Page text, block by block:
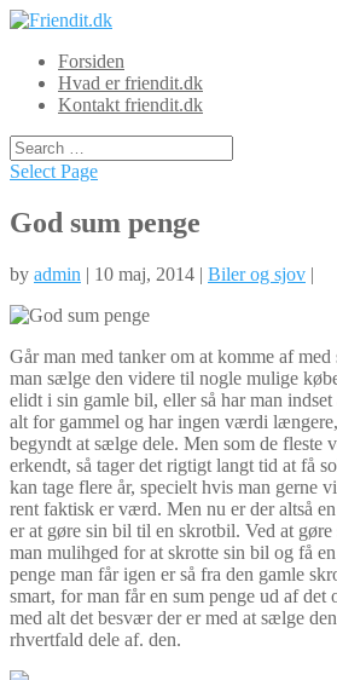
Forsiden
Hvad er friendit.dk
Kontakt friendit.dk
Select Page
God sum penge
by admin | 10 maj, 2014 | Biler og sjov |
Går man med tanker om at komme af
man sælge den videre til nogle mulige
elidt i sin gamle bil, eller så har man
alt for gammel og har ingen værdi længe
begyndt at sælge dele. Men som de fleste
erkendt, så tager det rigtigt langt tid at få
kan tage flere år, specielt hvis man gerne
rent faktisk er værd. Men nu er der altså
er at gøre sin bil til en skrotbil. Ved at
man mulihged for at skrotte sin bil og få
penge man får igen er så fra den gamle
smart, for man får en sum penge ud af det
med alt det besvær der er med at sælge
rhvertfald dele af. den.